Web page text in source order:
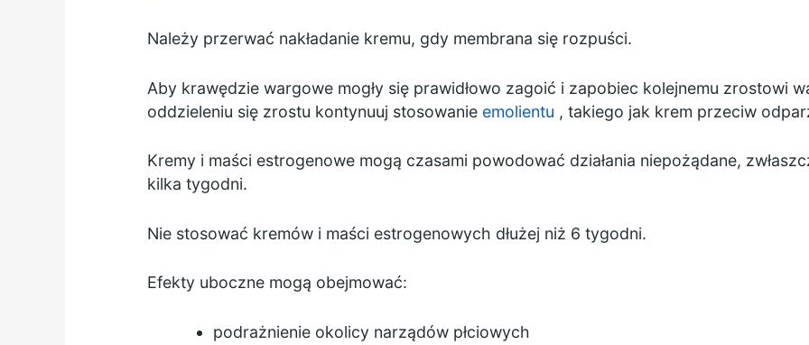
Należy przerwać nakładanie kremu, gdy membrana się rozpuści.
Aby krawędzie wargowe mogły się prawidłowo zagoić i zapobiec kolejnemu zrostowi
oddzieleniu się zrostu kontynuuj stosowanie emolientu , takiego jak krem przeciw
Kremy i maści estrogenowe mogą czasami powodować działania niepożądane,
kilka tygodni.
Nie stosować kremów i maści estrogenowych dłużej niż 6 tygodni.
Efekty uboczne mogą obejmować:
podrażnienie okolicy narządów płciowych